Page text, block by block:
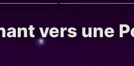
vers une